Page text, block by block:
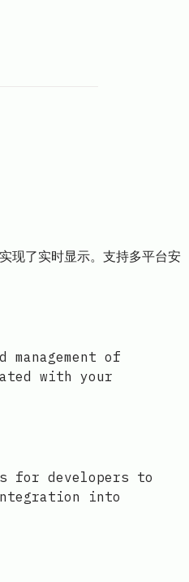
实时显示。支持多平台安
of
with your
for developers to
into